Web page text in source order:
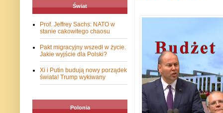
Świat
Prof. Jeffrey Sachs: NATO w
stanie cakowitego chaosu
Pakt migracyjny wszedł w życie.
Jakie wyjście dla Polski?
Xi i Putin budują nowy porządek
świata! Trump wykiwany
Polonia